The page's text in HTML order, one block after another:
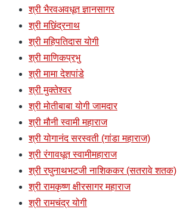
श्री भैरवअवधूत ज्ञानसागर
श्री मछिंद्रनाथ
श्री महिपतिदास योगी
श्री माणिकप्रभु
श्री मामा देशपांडे
श्री मुक्तेश्वर
श्री मोतीबाबा योगी जामदार
श्री मौनी स्वामी महाराज
श्री योगानंद सरस्वती (गांडा महाराज)
श्री रंगावधूत स्वामीमहाराज
श्री रघुनाथभटजी नाशिककर (सतरावे शतक)
श्री रामकृष्ण क्षीरसागर महाराज
श्री रामचंद्र योगी